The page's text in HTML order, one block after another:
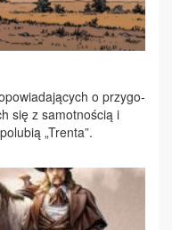
o przy­go­
się z sa­mot­no­ścią i
„Tren­ta”.